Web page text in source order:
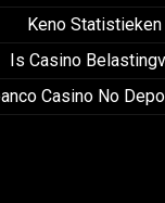
Keno Statistieken
Is Casino
Casino No